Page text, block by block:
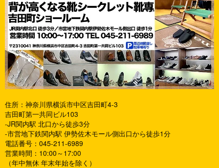
住所：神奈川県横浜市中区吉田町4-3
吉田町第一共同ビル103
-JR関内駅 北口から徒歩3分
-市営地下鉄関内駅 伊勢佐木モール側出口から徒歩1分
電話番号：045-211-6989
営業時間：10:00～17:00
（年中無休 年末年始を除く）